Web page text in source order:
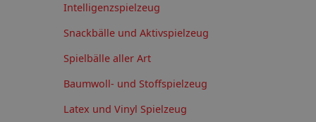
Intelligenzspielzeug
Snackbälle und Aktivspielzeug
Spielbälle aller Art
Baumwoll- und Stoffspielzeug
Latex und Vinyl Spielzeug